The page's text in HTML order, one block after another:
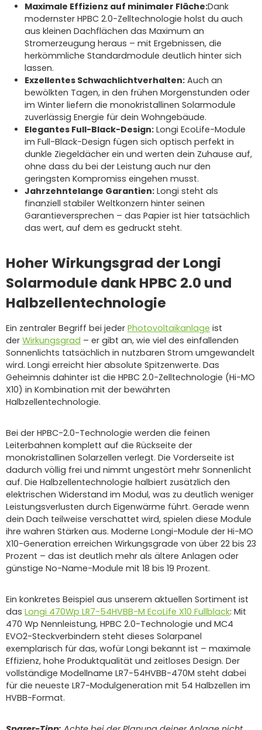
Maximale Effizienz auf minimaler Fläche:Dank
modernster HPBC 2.0-Zelltechnologie holst du auch
aus kleinen Dachflächen das Maximum an
Stromerzeugung heraus – mit Ergebnissen, die
herkömmliche Standardmodule deutlich hinter sich
lassen.
Exzellentes Schwachlichtverhalten: Auch an
bewölkten Tagen, in den frühen Morgenstunden oder
im Winter liefern die monokristallinen Solarmodule
zuverlässig Energie für dein Wohngebäude.
Elegantes Full-Black-Design: Longi EcoLife-Module
im Full-Black-Design fügen sich optisch perfekt in
dunkle Ziegeldächer ein und werten dein Zuhause auf,
ohne dass du bei der Leistung auch nur den
geringsten Kompromiss eingehen musst.
Jahrzehntelange Garantien: Longi steht als
finanziell stabiler Weltkonzern hinter seinen
Garantieversprechen – das Papier ist hier tatsächlich
das wert, auf dem es gedruckt steht.
Hoher Wirkungsgrad der Longi
Solarmodule dank HPBC 2.0 und
Halbzellentechnologie
Ein zentraler Begriff bei jeder Photovoltaikanlage ist
der Wirkungsgrad – er gibt an, wie viel des einfallenden
Sonnenlichts tatsächlich in nutzbaren Strom umgewandelt
wird. Longi erreicht hier absolute Spitzenwerte. Das
Geheimnis dahinter ist die HPBC 2.0-Zelltechnologie (Hi-MO
X10) in Kombination mit der bewährten
Halbzellentechnologie.
Bei der HPBC-2.0-Technologie werden die feinen
Leiterbahnen komplett auf die Rückseite der
monokristallinen Solarzellen verlegt. Die Vorderseite ist
dadurch völlig frei und nimmt ungestört mehr Sonnenlicht
auf. Die Halbzellentechnologie halbiert zusätzlich den
elektrischen Widerstand im Modul, was zu deutlich weniger
Leistungsverlusten durch Eigenwärme führt. Gerade wenn
dein Dach teilweise verschattet wird, spielen diese Module
ihre wahren Stärken aus. Moderne Longi-Module der Hi-MO
X10-Generation erreichen Wirkungsgrade von über 22 bis 23
Prozent – das ist deutlich mehr als ältere Anlagen oder
günstige No-Name-Module mit 18 bis 19 Prozent.
Ein konkretes Beispiel aus unserem aktuellen Sortiment ist
das Longi 470Wp LR7-54HVBB-M EcoLife X10 Fullblack: Mit
470 Wp Nennleistung, HPBC 2.0-Technologie und MC4
EVO2-Steckverbindern steht dieses Solarpanel
exemplarisch für das, wofür Longi bekannt ist – maximale
Effizienz, hohe Produktqualität und zeitloses Design. Der
vollständige Modellname LR7-54HVBB-470M steht dabei
für die neueste LR7-Modulgeneration mit 54 Halbzellen im
HVBB-Format.